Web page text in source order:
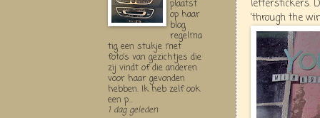
letterstickers.
'through the
plaatst
op haar
blog
regelma
tig een stukje met
foto’s van gezichtjes die
zij vindt of die anderen
voor haar gevonden
hebben. Ik heb zelf ook
een p...
1 dag geleden